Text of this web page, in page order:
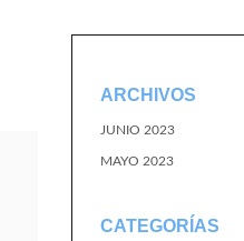
ARCHIVOS
JUNIO 2023
MAYO 2023
CATEGORÍAS